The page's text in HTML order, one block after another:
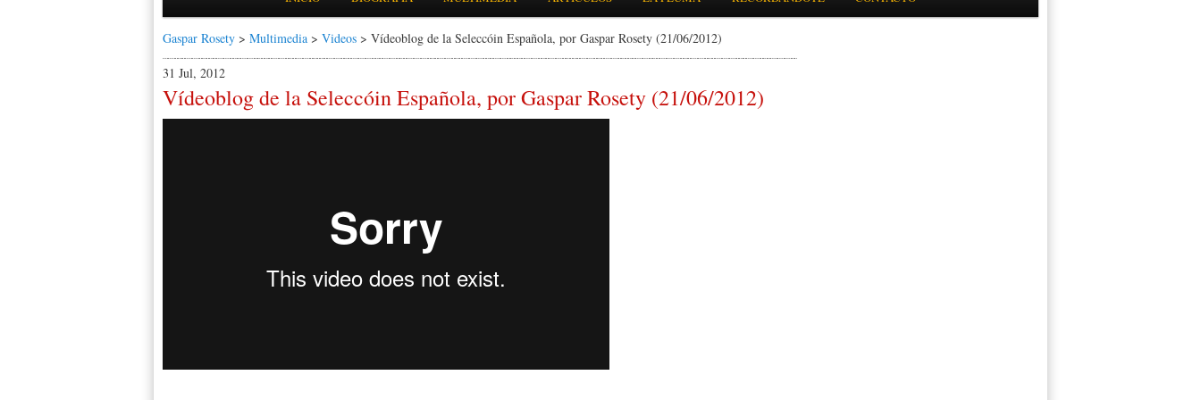
Gaspar Rosety > Multimedia > Videos > Vídeoblog de la Seleccóin Española, por Gaspar Rosety (21/06/2012)
31 Jul, 2012
Vídeoblog de la Seleccóin Española, por Gaspar Rosety (21/06/2012)